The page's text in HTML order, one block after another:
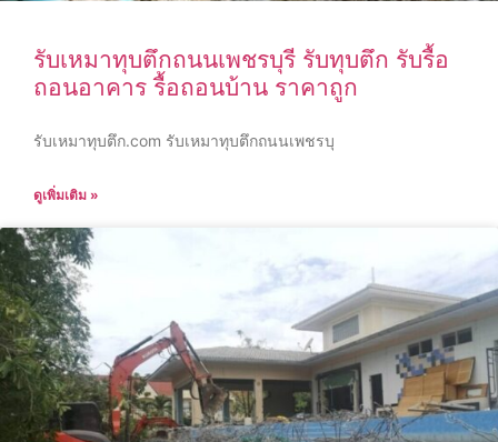
รับเหมาทุบตึกถนนเพชรบุรี รับทุบตึก รับรื้อ
ถอนอาคาร รื้อถอนบ้าน ราคาถูก
รับเหมาทุบตึก.com รับเหมาทุบตึกถนนเพชรบุ
ดูเพิ่มเติม »